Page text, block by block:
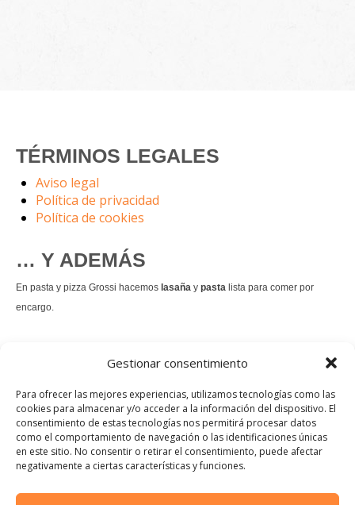
Gestionar consentimiento
Para ofrecer las mejores experiencias, utilizamos tecnologías como las
cookies para almacenar y/o acceder a la información del dispositivo. El
consentimiento de estas tecnologías nos permitirá procesar datos
como el comportamiento de navegación o las identificaciones únicas
en este sitio. No consentir o retirar el consentimiento, puede afectar
negativamente a ciertas características y funciones.
TÉRMINOS LEGALES
Aviso legal
Política de privacidad
Política de cookies
… Y ADEMÁS
En pasta y pizza Grossi hacemos lasaña y pasta lista para comer por
encargo.
es un permanente.
Pedir comida Just eat
Instagram
Facebook
TikTok
Dirección: